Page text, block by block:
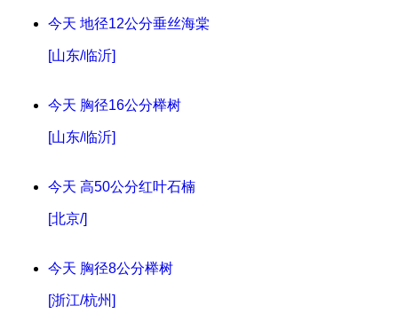
今天 地径12公分垂丝海棠
[山东/临沂]
今天 胸径16公分榉树
[山东/临沂]
今天 高50公分红叶石楠
[北京/]
今天 胸径8公分榉树
[浙江/杭州]